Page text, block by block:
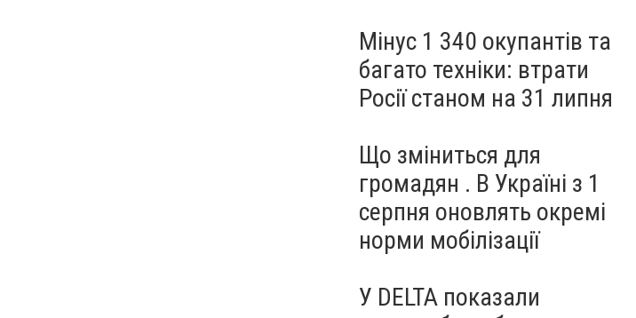
Мінус 1 340 окупантів та
багато техніки: втрати
Росії станом на 31 липня
Що зміниться для
громадян . В Україні з 1
серпня оновлять окремі
норми мобілізації
У DELTA показали